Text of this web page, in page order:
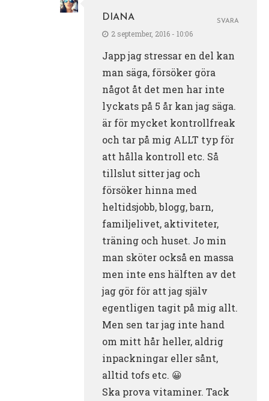
DIANA
2 september, 2016 - 10:06
Japp jag stressar en del kan
man säga, försöker göra
något åt det men har inte
lyckats på 5 år kan jag säga.
är för mycket kontrollfreak
och tar på mig ALLT typ för
att hålla kontroll etc. Så
tillslut sitter jag och
försöker hinna med
heltidsjobb, blogg, barn,
familjelivet, aktiviteter,
träning och huset. Jo min
man sköter också en massa
men inte ens hälften av det
jag gör för att jag själv
egentligen tagit på mig allt.
Men sen tar jag inte hand
om mitt hår heller, aldrig
inpackningar eller sånt,
alltid tofs etc. 😀
Ska prova vitaminer. Tack
SVARA